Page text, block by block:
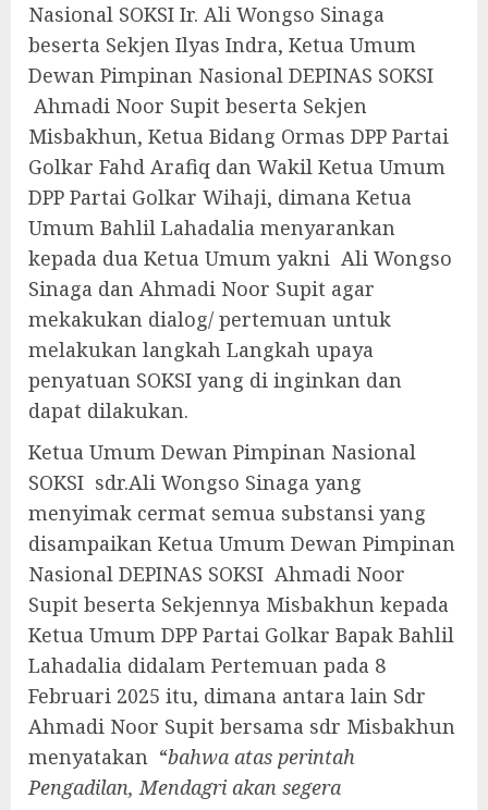
Nasional SOKSI Ir. Ali Wongso Sinaga
beserta Sekjen Ilyas Indra, Ketua Umum
Dewan Pimpinan Nasional DEPINAS SOKSI
Ahmadi Noor Supit beserta Sekjen
Misbakhun, Ketua Bidang Ormas DPP Partai
Golkar Fahd Arafiq dan Wakil Ketua Umum
DPP Partai Golkar Wihaji, dimana Ketua
Umum Bahlil Lahadalia menyarankan
kepada dua Ketua Umum yakni Ali Wongso
Sinaga dan Ahmadi Noor Supit agar
mekakukan dialog/ pertemuan untuk
melakukan langkah Langkah upaya
penyatuan SOKSI yang di inginkan dan
dapat dilakukan.
Ketua Umum Dewan Pimpinan Nasional
SOKSI sdr.Ali Wongso Sinaga yang
menyimak cermat semua substansi yang
disampaikan Ketua Umum Dewan Pimpinan
Nasional DEPINAS SOKSI Ahmadi Noor
Supit beserta Sekjennya Misbakhun kepada
Ketua Umum DPP Partai Golkar Bapak Bahlil
Lahadalia didalam Pertemuan pada 8
Februari 2025 itu, dimana antara lain Sdr
Ahmadi Noor Supit bersama sdr Misbakhun
menyatakan “bahwa atas perintah
Pengadilan, Mendagri akan segera